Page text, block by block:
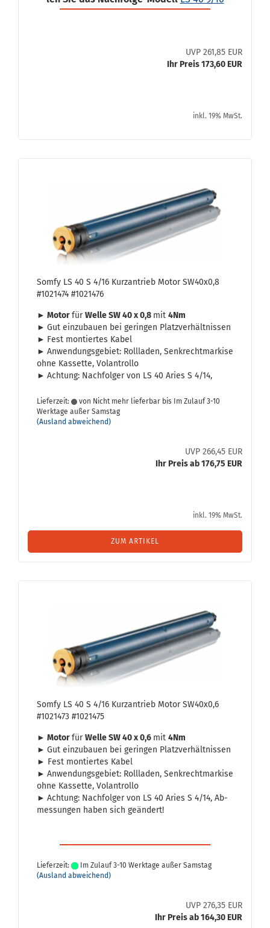
UVP 261,85 EUR
Ihr Preis 173,60 EUR
inkl. 19% MwSt.
Somfy LS 40 S 4/16 Kurz­an­trieb Motor SW40x0,8
#1021474 #1021476
► MotorfürWelle SW 40 x 0,8 mit 4Nm
► Gut ein­zu­bau­en bei ge­rin­gen Platz­ver­hält­nis­sen
► Fest mon­tier­tes Kabel
► An­wen­dungs­ge­biet: Roll­la­den, Senk­recht­mar­ki­se
ohne Kas­set­te, Vo­l­an­trol­lo
► Ach­tung: Nach­fol­ger von LS 40 Aries S 4/14,
Lieferzeit:
von Nicht mehr lieferbar bis Im Zulauf 3-10
Werktage außer Samstag
(Ausland abweichend)
UVP 266,45 EUR
Ihr Preis ab 176,75 EUR
inkl. 19% MwSt.
ZUM ARTIKEL
Somfy LS 40 S 4/16 Kurz­an­trieb Motor SW40x0,6
#1021473 #1021475
► MotorfürWelle SW 40 x 0,6 mit 4Nm
► Gut ein­zu­bau­en bei ge­rin­gen Platz­ver­hält­nis­sen
► Fest mon­tier­tes Kabel
► An­wen­dungs­ge­biet: Roll­la­den, Senk­recht­mar­ki­se
ohne Kas­set­te, Vo­l­an­trol­lo
► Ach­tung: Nach­fol­ger von LS 40 Aries S 4/14, Ab­
mes­sun­gen haben sich ge­än­dert!
Lieferzeit:
Im Zulauf 3-10 Werktage außer Samstag
(Ausland abweichend)
UVP 276,35 EUR
Ihr Preis ab 164,30 EUR